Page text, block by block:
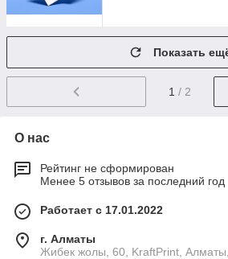
Показать
1 / 2
О нас
Рейтинг не сформирован
Менее 5 отзывов за последний год
Работает с 17.01.2022
г. Алматы
Жибек жолы, 60, KraftPrint, Алматы,